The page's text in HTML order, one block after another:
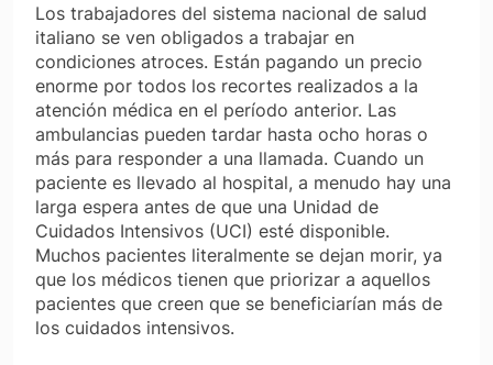
Los trabajadores del sistema nacional de salud
italiano se ven obligados a trabajar en
condiciones atroces. Están pagando un precio
enorme por todos los recortes realizados a la
atención médica en el período anterior. Las
ambulancias pueden tardar hasta ocho horas o
más para responder a una llamada. Cuando un
paciente es llevado al hospital, a menudo hay una
larga espera antes de que una Unidad de
Cuidados Intensivos (UCI) esté disponible.
Muchos pacientes literalmente se dejan morir, ya
que los médicos tienen que priorizar a aquellos
pacientes que creen que se beneficiarían más de
los cuidados intensivos.